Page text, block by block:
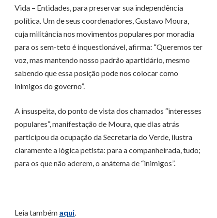
Vida – Entidades, para preservar sua independência
política. Um de seus coordenadores, Gustavo Moura,
cuja militância nos movimentos populares por moradia
para os sem-teto é inquestionável, afirma: “Queremos ter
voz, mas mantendo nosso padrão apartidário, mesmo
sabendo que essa posição pode nos colocar como
inimigos do governo”.
A insuspeita, do ponto de vista dos chamados “interesses
populares”, manifestação de Moura, que dias atrás
participou da ocupação da Secretaria do Verde, ilustra
claramente a lógica petista: para a companheirada, tudo;
para os que não aderem, o anátema de “inimigos”.
Leia também aqui.